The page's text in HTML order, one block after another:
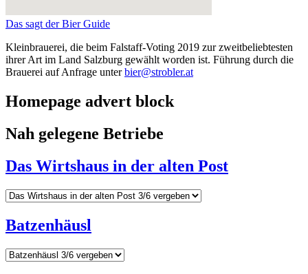
Das sagt der Bier Guide
Kleinbrauerei, die beim Falstaff-Voting 2019 zur zweitbeliebtesten
ihrer Art im Land Salzburg gewählt worden ist. Führung durch die
Brauerei auf Anfrage unterbier@strobler.at
Homepage advert block
Nah gelegene Betriebe
Das Wirtshaus in der alten Post
Batzenhäusl